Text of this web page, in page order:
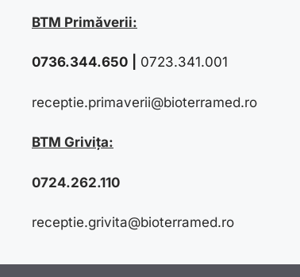
BTM Primăverii:
0736.344.650 0723.341.001
receptie.primaverii@bioterramed.ro
BTM Grivița:
0724.262.110
receptie.grivita@bioterramed.ro